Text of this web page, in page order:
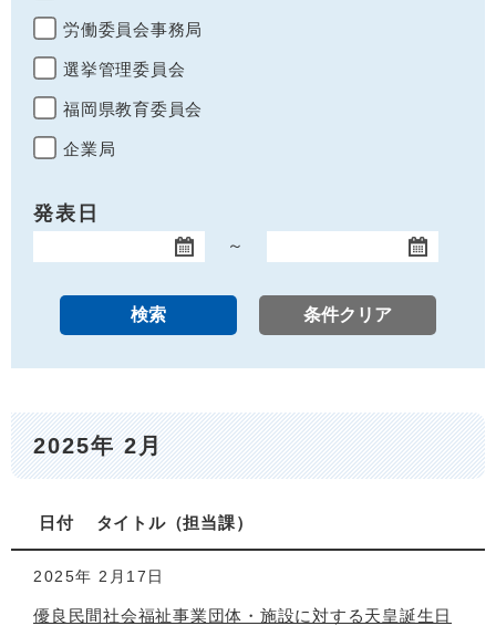
労働委員会事務局
選挙管理委員会
福岡県教育委員会
企業局
発表日
開始日
～
終了日
2025年 2月
日付 タイトル 担当課
2025年 2月17日
優良民間社会福祉事業団体・施設に対する天皇誕生日